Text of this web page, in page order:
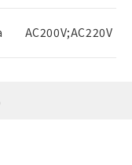
AC200V;AC220V
「1.共同利
いる法人を